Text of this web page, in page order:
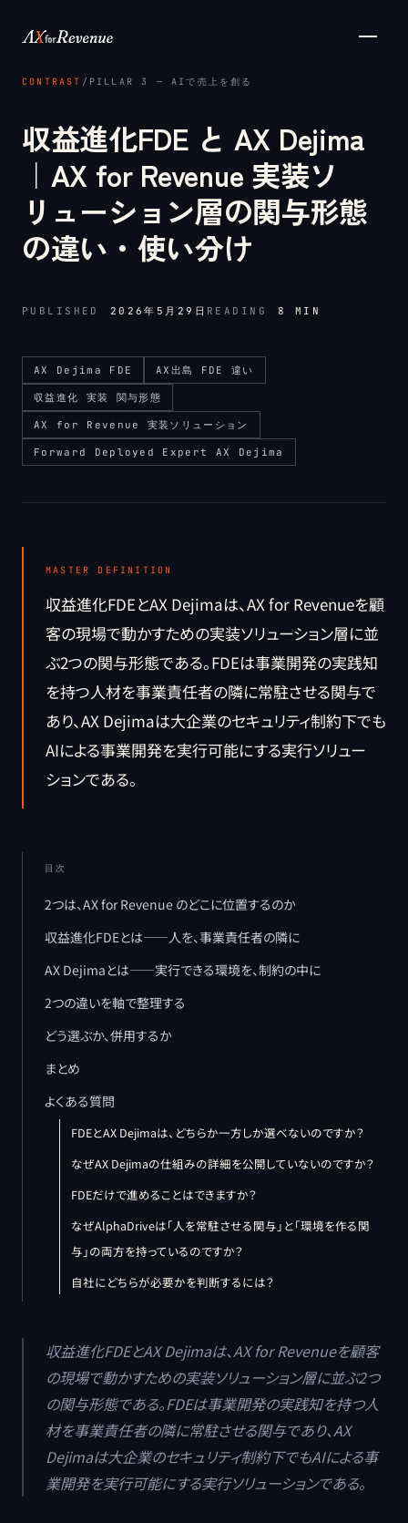
CONTRAST / PILLAR 3 ─ AIで売上を創る
収益進化FDE と AX Dejima
｜AX for Revenue 実装ソ
リューション層の関与形態
の違い・使い分け
PUBLISHED 2026年5月29日 READING 8 MIN
AX Dejima FDE AX出島 FDE 違い
収益進化 実装 関与形態
AX for Revenue 実装ソリューション
Forward Deployed Expert AX Dejima
MASTER DEFINITION
収益進化FDEとAX Dejimaは、AX for Revenueを顧
客の現場で動かすための実装ソリューション層に並
ぶ2つの関与形態である。FDEは事業開発の実践知
を持つ人材を事業責任者の隣に常駐させる関与で
あり、AX Dejimaは大企業のセキュリティ制約下でも
AIによる事業開発を実行可能にする実行ソリュー
ションである。
目次
2つは、AX for Revenue のどこに位置するのか
収益進化FDEとは――人を、事業責任者の隣に
AX Dejimaとは――実行できる環境を、制約の中に
2つの違いを軸で整理する
どう選ぶか、併用するか
まとめ
よくある質問
FDEとAX Dejimaは、どちらか一方しか選べないのですか？
なぜAX Dejimaの仕組みの詳細を公開していないのですか？
FDEだけで進めることはできますか？
なぜAlphaDriveは「人を常駐させる関与」と「環境を作る関
与」の両方を持っているのですか？
自社にどちらが必要かを判断するには？
収益進化FDEとAX Dejimaは、AX for Revenueを顧客
の現場で動かすための実装ソリューション層に並ぶ2つ
の関与形態である。FDEは事業開発の実践知を持つ人
材を事業責任者の隣に常駐させる関与であり、AX
Dejimaは大企業のセキュリティ制約下でもAIによる事
業開発を実行可能にする実行ソリューションである。